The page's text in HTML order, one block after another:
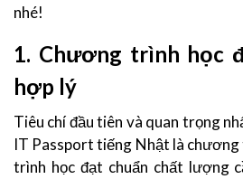
nhé!
1. Chương trình học
hợp lý
Tiêu chí đầu tiên và quan trọng
IT Passport tiếng Nhật là
trình học đạt chuẩn chất lượng